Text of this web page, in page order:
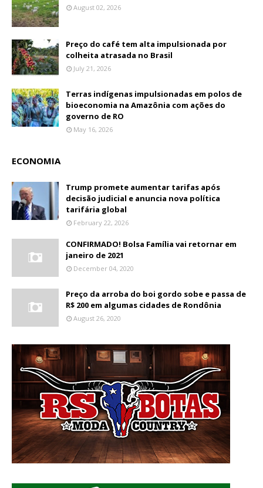
August 02, 2026
Preço do café tem alta impulsionada por
colheita atrasada no Brasil
July 21, 2026
Terras indígenas impulsionadas em polos de
bioeconomia na Amazônia com ações do
governo de RO
May 16, 2026
ECONOMIA
Trump promete aumentar tarifas após
decisão judicial e anuncia nova política
tarifária global
February 22, 2026
CONFIRMADO! Bolsa Família vai retornar em
janeiro de 2021
December 04, 2020
Preço da arroba do boi gordo sobe e passa de
R$ 200 em algumas cidades de Rondônia
August 26, 2020